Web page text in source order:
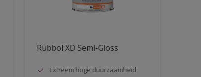
Rubbol XD Semi-Gloss
Extreem hoge duurzaamheid